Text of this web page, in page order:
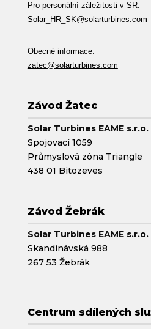
Pro personální záležitosti v SR:
Solar_HR_SK@solarturbines.com
Obecné informace:
zatec@solarturbines.com
Závod Žatec
Solar Turbines EAME s.r.o.
Spojovací 1059
Průmyslová zóna Triangle
438 01 Bitozeves
Závod Žebrák
Solar Turbines EAME s.r.o.
Skandinávská 988
267 53 Žebrák
Centrum sdílených